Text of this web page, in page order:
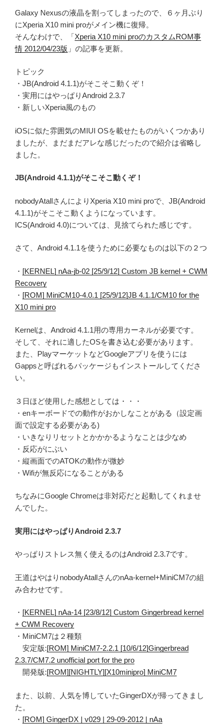
Galaxy Nexusの液晶を割ってしまったので、６ヶ月ぶり
にXperia X10 mini proがメイン機に復帰。
そんなわけで、「Xperia X10 mini proのカスタムROM事
情 2012/04/23版 」の記事を更新。
トピック
・JB(Android 4.1.1)がそこそこ動くぞ！
・実用にはやっぱりAndroid 2.3.7
・新しいXperia風のもの
iOSに似た雰囲気のMIUI OSを載せたものがいくつかあり
ましたが、まだまだアレな感じだったので紹介は省略し
ました。
JB(Android 4.1.1)がそこそこ動くぞ！
nobodyAtallさんによりXperia X10 mini proで、JB(Android
4.1.1)がそこそこ動くようになっています。
ICS(Android 4.0)については、見捨てられた感じです。
さて、Android 4.1.1を使うために必要なものは以下の２つ
・ [KERNEL] nAa-jb-02 [25/9/12] Custom JB kernel + CWM
Recovery
・ [ROM] MiniCM10-4.0.1 [25/9/12]JB 4.1.1/CM10 for the
Χ10 mini pro
Kernelは、Android 4.1.1用の専用カーネルが必要です。
そして、それに適したOSを書き込む必要があります。
また、PlayマーケットなどGoogleアプリを使うには
Gappsと呼ばれるパッケージもインストールしてくださ
い。
３日ほど使用した感想としては・・・
・enキーボードでの動作がおかしなことがある（設定画
面で設定する必要がある)
・いきなりリセットとかかかるようなことは少なめ
・反応がにぶい
・縦画面でのATOKの動作が微妙
・Wifiが無反応になることがある
ちなみにGoogle Chromeは非対応だと起動してくれませ
んでした。
実用にはやっぱりAndroid 2.3.7
やっぱりストレス無く使えるのはAndroid 2.3.7です。
王道はやはりnobodyAtallさんのnAa-kernel+MiniCM7の組
み合わせです。
・ [KERNEL] nAa-14 [23/8/12] Custom Gingerbread kernel
+ CWM Recovery
・MiniCM7は２種類
安定版:[ROM] MiniCM7-2.2.1 [10/6/12]Gingerbread
2.3.7/CM7.2 unofficial port for the pro
開発版:[ROM][NIGHTLY][X10minipro] MiniCM7
また、以前、人気を博していたGingerDXが帰ってきまし
た。
・ [ROM] GingerDX | v029 | 29-09-2012 | nAa